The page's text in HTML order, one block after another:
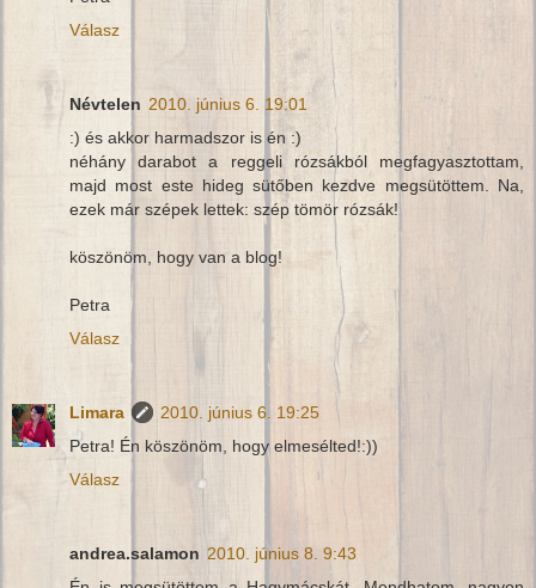
Válasz
Névtelen 2010. június 6. 19:01
:) és akkor harmadszor is én :)
néhány darabot a reggeli rózsákból megfagyasztottam,
majd most este hideg sütőben kezdve megsütöttem. Na,
ezek már szépek lettek: szép tömör rózsák!
köszönöm, hogy van a blog!
Petra
Válasz
Limara
2010. június 6. 19:25
Petra! Én köszönöm, hogy elmesélted!:))
Válasz
andrea.salamon 2010. június 8. 9:43